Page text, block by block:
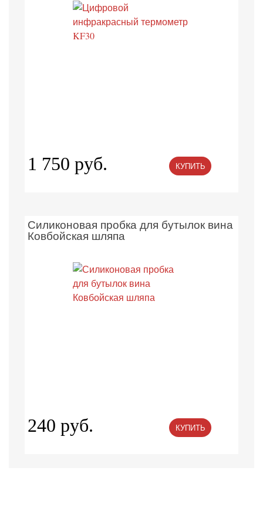
1 750 руб. КУПИТЬ
Силиконовая пробка для бутылок вина
Ковбойская шляпа
240 руб. КУПИТЬ